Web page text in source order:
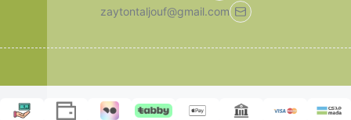
zaytontaljouf@gmail.com